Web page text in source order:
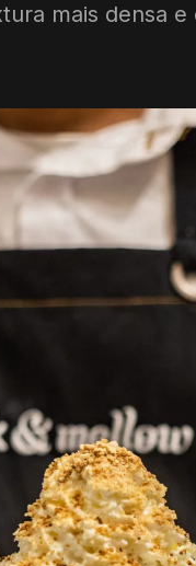
mais densa